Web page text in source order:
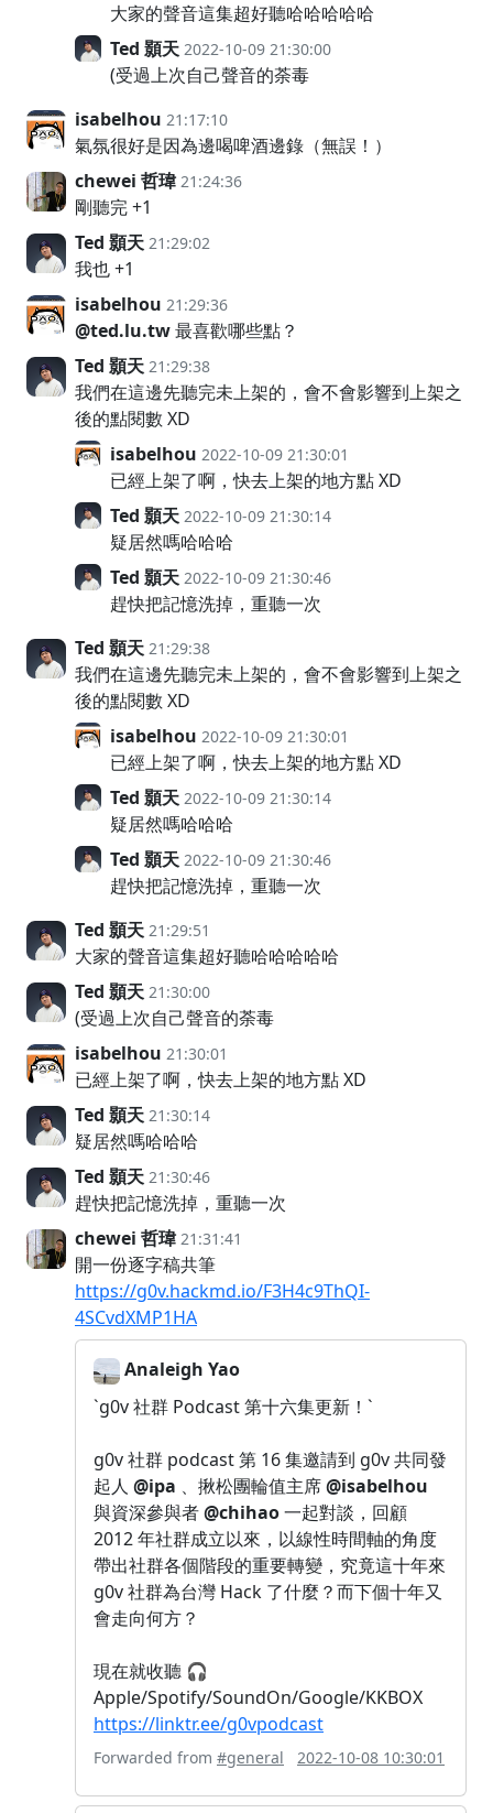
大家的聲音這集超好聽哈哈哈哈哈
Ted 顥天 2022-10-09 21:30:00
(受過上次自己聲音的荼毒
isabelhou 21:17:10
氣氛很好是因為邊喝啤酒邊錄（無誤！）
chewei 哲瑋 21:24:36
剛聽完 +1
Ted 顥天 21:29:02
我也 +1
isabelhou 21:29:36
@ted.lu.tw最喜歡哪些點？
Ted 顥天 21:29:38
我們在這邊先聽完未上架的，會不會影響到上架之
後的點閱數 XD
isabelhou 2022-10-09 21:30:01
已經上架了啊，快去上架的地方點 XD
Ted 顥天 2022-10-09 21:30:14
疑居然嗎哈哈哈
Ted 顥天 2022-10-09 21:30:46
趕快把記憶洗掉，重聽一次
Ted 顥天 21:29:38
我們在這邊先聽完未上架的，會不會影響到上架之
後的點閱數 XD
isabelhou 2022-10-09 21:30:01
已經上架了啊，快去上架的地方點 XD
Ted 顥天 2022-10-09 21:30:14
疑居然嗎哈哈哈
Ted 顥天 2022-10-09 21:30:46
趕快把記憶洗掉，重聽一次
Ted 顥天 21:29:51
大家的聲音這集超好聽哈哈哈哈哈
Ted 顥天 21:30:00
(受過上次自己聲音的荼毒
isabelhou 21:30:01
已經上架了啊，快去上架的地方點 XD
Ted 顥天 21:30:14
疑居然嗎哈哈哈
Ted 顥天 21:30:46
趕快把記憶洗掉，重聽一次
chewei 哲瑋 21:31:41
開一份逐字稿共筆
https://g0v.hackmd.io/F3H4c9ThQI-
4SCvdXMP1HA
Analeigh Yao
`g0v 社群 Podcast 第十六集更新！`
g0v 社群 podcast 第 16 集邀請到 g0v 共同發
起人 @ipa 、揪松團輪值主席@isabelhou
與資深參與者@chihao一起對談，回顧
2012 年社群成立以來，以線性時間軸的角度
帶出社群各個階段的重要轉變，究竟這十年來
g0v 社群為台灣 Hack 了什麼？而下個十年又
會走向何方？
現在就收聽 🎧
Apple/Spotify/SoundOn/Google/KKBOX
https://linktr.ee/g0vpodcast
Forwarded from #general 2022-10-08 10:30:01